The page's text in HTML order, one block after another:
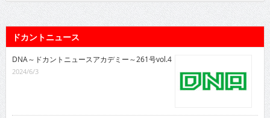
ドカントニュース
DNA～ドカントニュースアカデミー～261号vol.4
2024/6/3